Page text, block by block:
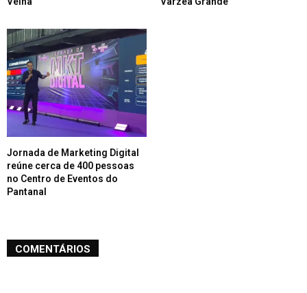
Jornada de Marketing Digital
reúne cerca de 400 pessoas
no Centro de Eventos do
Pantanal
COMENTÁRIOS